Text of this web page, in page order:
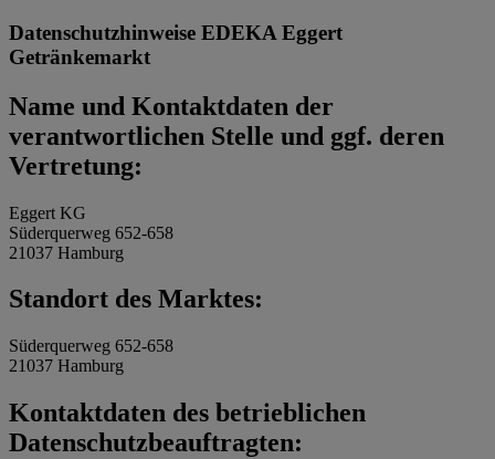
Datenschutzhinweise EDEKA Eggert
Getränkemarkt
Name und Kontaktdaten der
verantwortlichen Stelle und ggf. deren
Vertretung:
Eggert KG
Süderquerweg 652-658
21037 Hamburg
Standort des Marktes:
Süderquerweg 652-658
21037 Hamburg
Kontaktdaten des betrieblichen
Datenschutzbeauftragten: